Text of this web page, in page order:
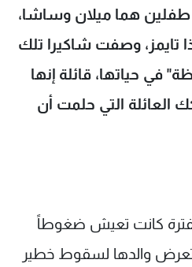
عن طفلين هما ميلان وساشا،
تايمز، وصفت شاكيرا تلك
في حياتها، قائلة إنها
العائلة التي حلمت أن
كانت تعيش ضغوطاً
تعرض والدها لسقوط خطير